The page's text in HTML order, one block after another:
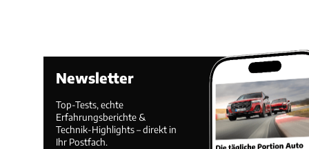
Newsletter
Top-Tests, echte
Erfahrungsberichte &
Technik-Highlights – direkt in
Ihr Postfach.